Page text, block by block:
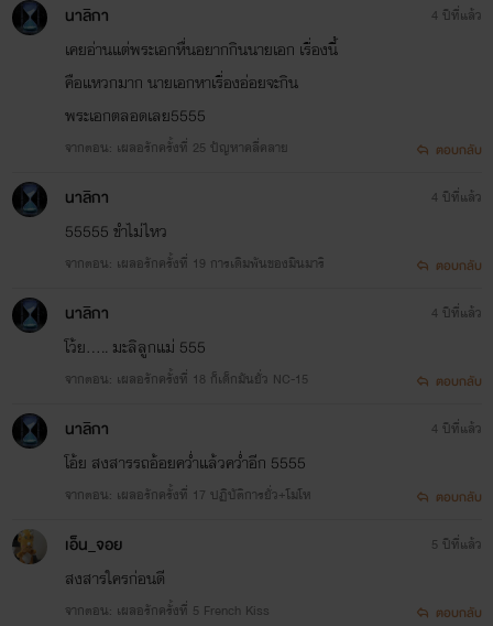
นาลิกา
เคยอ่านแต่พระเอกหื่นอยากกินนายเอก เรื่องนี้
คือแหวกมาก นายเอกหาเรื่องอ่อยจะกิน
พระเอกตลอดเลย5555
จากตอน: เผลอรักครั้งที่ 25 ปัญหาคลี่คลาย
4 ปีที่แล้ว
ตอบกลับ
นาลิกา
55555 ขำไม่ไหว
จากตอน: เผลอรักครั้งที่ 19 การเดิมพันของมินมาริ
4 ปีที่แล้ว
ตอบกลับ
นาลิกา
โว้ย..... มะลิลูกแม่ 555
จากตอน: เผลอรักครั้งที่ 18 ก็เด็กมันยั่ว NC-15
4 ปีที่แล้ว
ตอบกลับ
นาลิกา
โอ้ย สงสารรถอ้อยคว่ำแล้วคว่ำอีก 5555
จากตอน: เผลอรักครั้งที่ 17 ปฏิบัติการยั่ว+โมโห
4 ปีที่แล้ว
ตอบกลับ
เอ็น_จอย
สงสารใครก่อนดี
จากตอน: เผลอรักครั้งที่ 5 French Kiss
5 ปีที่แล้ว
ตอบกลับ